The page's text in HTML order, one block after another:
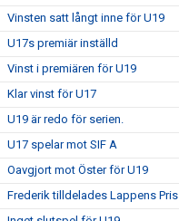
Vinsten satt långt inne för U19
U17s premiär inställd
Vinst i premiären för U19
Klar vinst för U17
U19 är redo för serien.
U17 spelar mot SIF A
Oavgjort mot Öster för U19
Frederik tilldelades Lappens Pris